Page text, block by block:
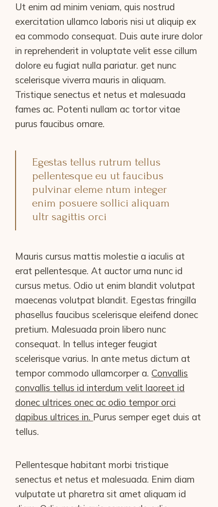
Ut enim ad minim veniam, quis nostrud
exercitation ullamco laboris nisi ut aliquip ex
ea commodo consequat. Duis aute irure dolor
in reprehenderit in voluptate velit esse cillum
dolore eu fugiat nulla pariatur. get nunc
scelerisque viverra mauris in aliquam.
Tristique senectus et netus et malesuada
fames ac. Potenti nullam ac tortor vitae
purus faucibus ornare.
Egestas tellus rutrum tellus
pellentesque eu ut faucibus
pulvinar eleme ntum integer
enim posuere sollici aliquam
ultr sagittis orci
Mauris cursus mattis molestie a iaculis at
erat pellentesque. At auctor urna nunc id
cursus metus. Odio ut enim blandit volutpat
maecenas volutpat blandit. Egestas fringilla
phasellus faucibus scelerisque eleifend donec
pretium. Malesuada proin libero nunc
consequat. In tellus integer feugiat
scelerisque varius. In ante metus dictum at
tempor commodo ullamcorper a. Convallis
convallis tellus id interdum velit laoreet id
donec ultrices onec ac odio tempor orci
dapibus ultrices in. Purus semper eget duis at
tellus.
Pellentesque habitant morbi tristique
senectus et netus et malesuada. Enim diam
vulputate ut pharetra sit amet aliquam id